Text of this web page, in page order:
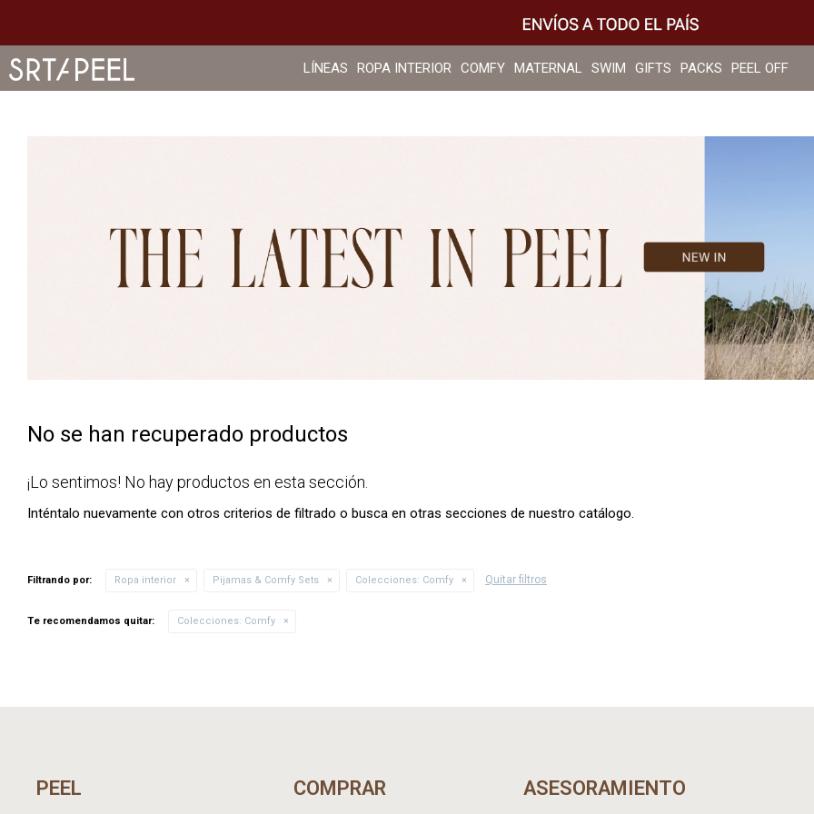
LÍNEAS ROPA INTERIOR COMFY MATERNAL SWIM GIFTS PACKS PEEL OFF
No se han recuperado productos
¡Lo sentimos! No hay productos en esta sección.
Inténtalo nuevamente con otros criterios de filtrado o busca en otras secciones de nuestro catálogo.
Filtrando por: Ropa interior Pijamas & Comfy Sets Colecciones: Comfy Quitar filtros
Te recomendamos quitar: Colecciones: Comfy
PEEL COMPRAR ASESORAMIENTO